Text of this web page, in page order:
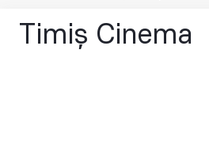
Timiș Cinema